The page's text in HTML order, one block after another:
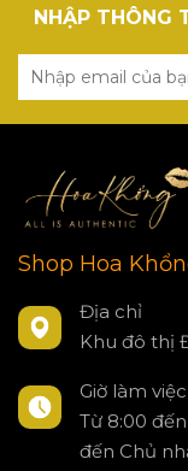
NHẬP THÔNG
Shop Hoa
Địa chỉ
Khu đô thị
Giờ làm việc
Từ 8:00
đến Chủ